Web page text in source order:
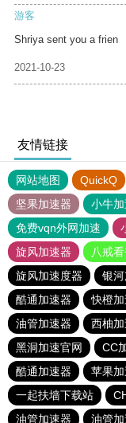
游客
Shriya sent you a frien
2021-10-23
友情链接
网站地图 QuickQ
坚果加速器
小牛
免费vqn外网加速
旋风加速器
八戒
旋风加速度器
银
酷通加速器
快橙
油管加速器
西柚
黑洞加速官网
CC
酷通加速器
苹果
一起扶墙下载站
油管加速器
油管